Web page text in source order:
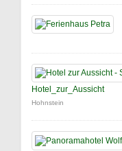
Hotel_zur_Aussicht
Hohnstein